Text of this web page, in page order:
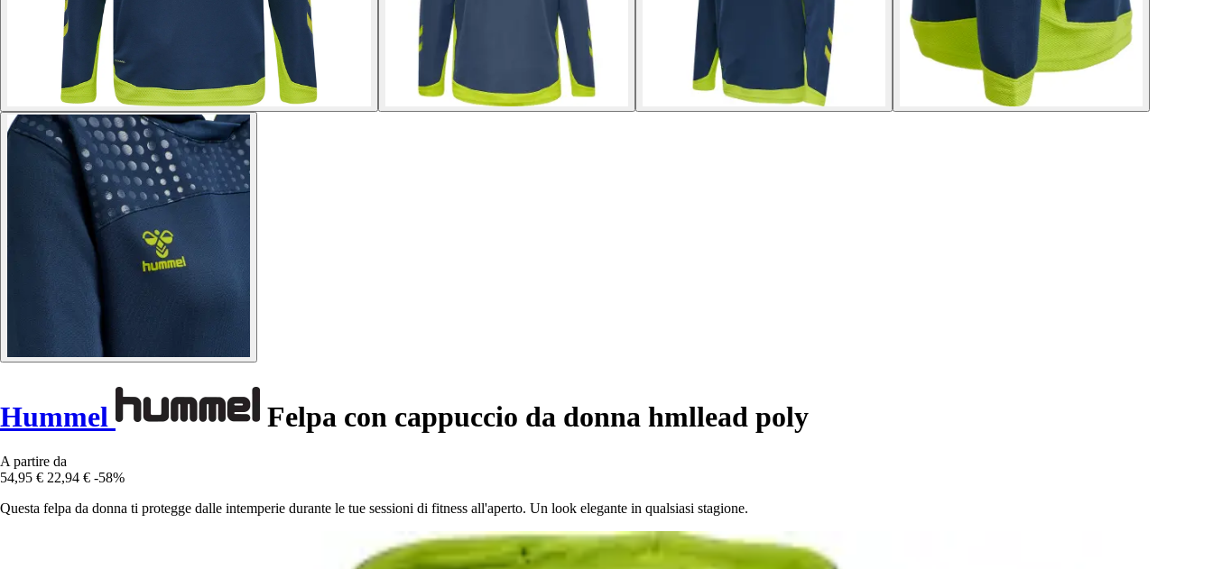
Hummel Felpa con cappuccio da donna hmllead poly
A partire da
54,95 € 22,94 € -58%
Questa felpa da donna ti protegge dalle intemperie durante le tue sessioni di fitness all'aperto. Un look elegante in qualsiasi stagione.